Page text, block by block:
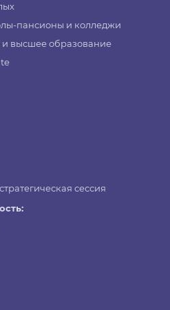
пансионы и колледжи
и высшее образование
сессия